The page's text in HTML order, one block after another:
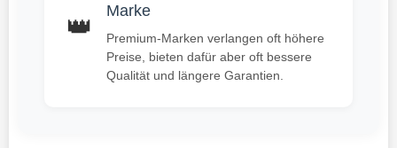
👑
Marke
Premium-Marken verlangen oft höhere
Preise, bieten dafür aber oft bessere
Qualität und längere Garantien.